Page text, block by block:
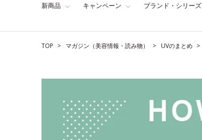
新商品 キャンペーン ブランド・シリーズ
TOP マガジン（美容情報・読み物） UVのまとめ